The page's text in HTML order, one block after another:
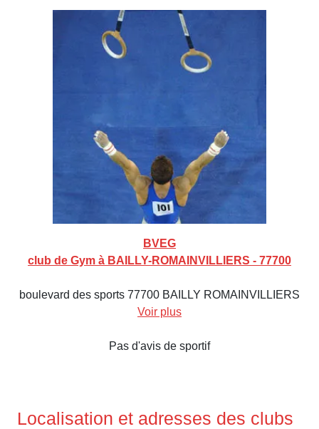
BVEG
club de Gym à BAILLY-ROMAINVILLIERS - 77700
boulevard des sports 77700 BAILLY ROMAINVILLIERS
Voir plus
Pas d'avis de sportif
Localisation et adresses des clubs